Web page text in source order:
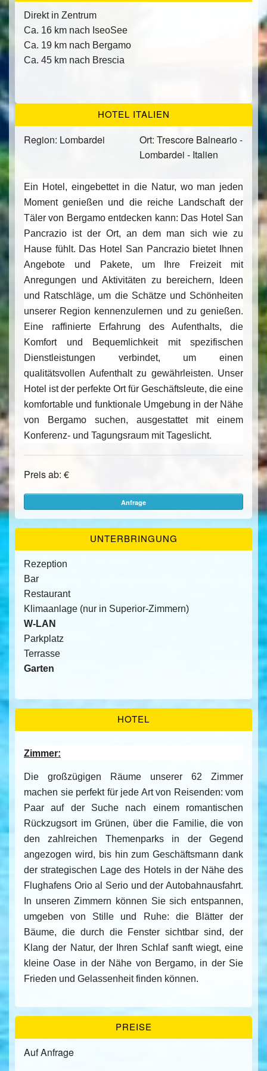
Direkt in Zentrum
Ca. 16 km nach IseoSee
Ca. 19 km nach Bergamo
Ca. 45 km nach Brescia
HOTEL ITALIEN
Region: Lombardei
Ort: Trescore Balneario -
Lombardei - Italien
Ein Hotel, eingebettet in die Natur, wo man jeden
Moment genießen und die reiche Landschaft der
Täler von Bergamo entdecken kann: Das Hotel San
Pancrazio ist der Ort, an dem man sich wie zu
Hause fühlt. Das Hotel San Pancrazio bietet Ihnen
Angebote und Pakete, um Ihre Freizeit mit
Anregungen und Aktivitäten zu bereichern, Ideen
und Ratschläge, um die Schätze und Schönheiten
unserer Region kennenzulernen und zu genießen.
Eine raffinierte Erfahrung des Aufenthalts, die
Komfort und Bequemlichkeit mit spezifischen
Dienstleistungen verbindet, um einen
qualitätsvollen Aufenthalt zu gewährleisten. Unser
Hotel ist der perfekte Ort für Geschäftsleute, die eine
komfortable und funktionale Umgebung in der Nähe
von Bergamo suchen, ausgestattet mit einem
Konferenz- und Tagungsraum mit Tageslicht.
Preis ab: €
Anfrage
UNTERBRINGUNG
Rezeption
Bar
Restaurant
Klimaanlage (nur in Superior-Zimmern)
W-LAN
Parkplatz
Terrasse
Garten
HOTEL
Zimmer:
Die großzügigen Räume unserer 62 Zimmer
machen sie perfekt für jede Art von Reisenden: vom
Paar auf der Suche nach einem romantischen
Rückzugsort im Grünen, über die Familie, die von
den zahlreichen Themenparks in der Gegend
angezogen wird, bis hin zum Geschäftsmann dank
der strategischen Lage des Hotels in der Nähe des
Flughafens Orio al Serio und der Autobahnausfahrt.
In unseren Zimmern können Sie sich entspannen,
umgeben von Stille und Ruhe: die Blätter der
Bäume, die durch die Fenster sichtbar sind, der
Klang der Natur, der Ihren Schlaf sanft wiegt, eine
kleine Oase in der Nähe von Bergamo, in der Sie
Frieden und Gelassenheit finden können.
PREISE
Auf Anfrage